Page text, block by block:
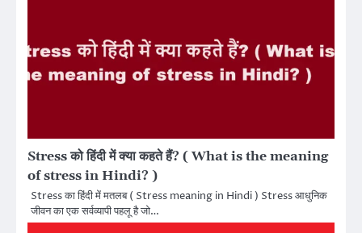
Stress को हिंदी में क्या कहते हैं? ( What is the meaning
of stress in Hindi? )
Stress का हिंदी में मतलब ( Stress meaning in Hindi ) Stress आधुनिक
जीवन का एक सर्वव्यापी पहलू है जो…